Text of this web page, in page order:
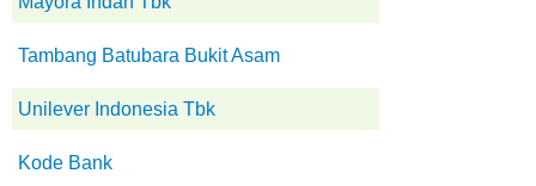
Tambang Batubara Bukit Asam
Unilever Indonesia Tbk
Kode Bank